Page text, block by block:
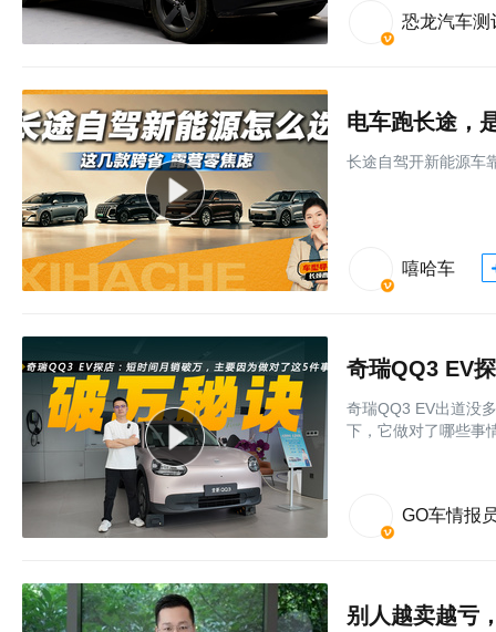
恐龙汽车测
电车跑长途，
长途自驾开新能源车
嘻哈车
奇瑞QQ3 EV出道没
下，它做对了哪些事
GO车情报
别人越卖越亏